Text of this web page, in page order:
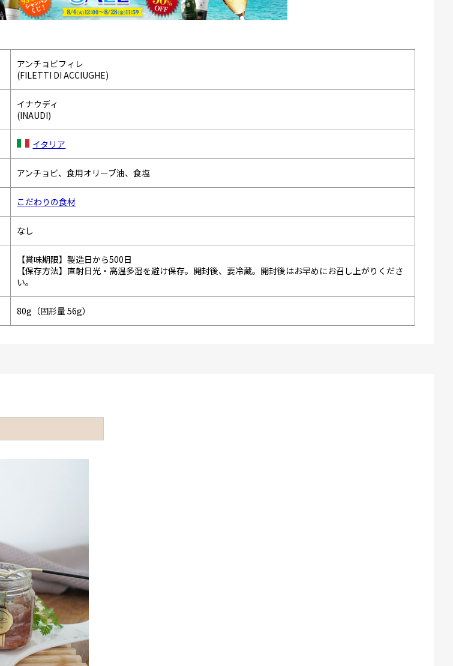
アンチョビフィレ
(FILETTI DI ACCIUGHE)
イナウディ
(INAUDI)
イタリア
アンチョビ、食用オリーブ油、食塩
こだわりの食材
なし
【賞味期限】製造日から500日
【保存方法】直射日光・高温多湿を避け保存。開封後、要冷蔵。開封後はお早めにお召し上がりくださ
い。
80g（固形量 56g）